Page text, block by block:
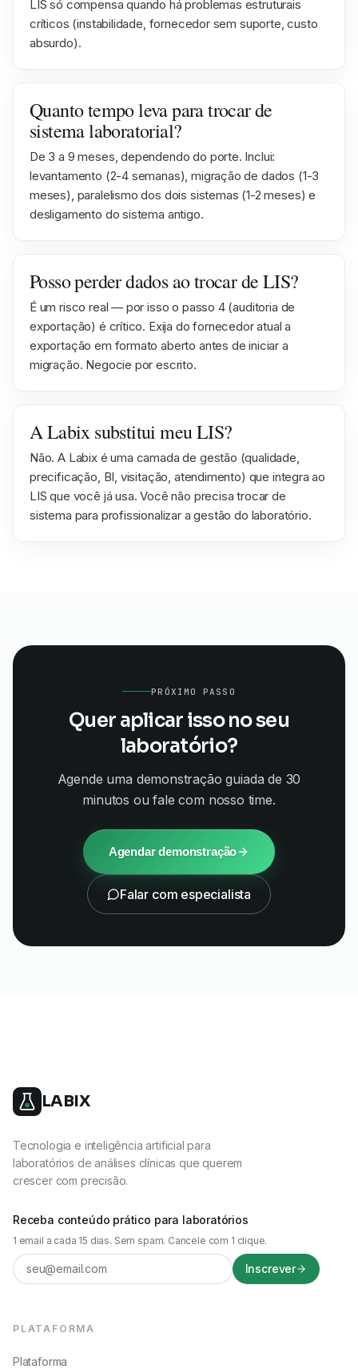
LIS só compensa quando há problemas estruturais
críticos (instabilidade, fornecedor sem suporte, custo
absurdo).
Quanto tempo leva para trocar de
sistema laboratorial?
De 3 a 9 meses, dependendo do porte. Inclui:
levantamento (2-4 semanas), migração de dados (1-3
meses), paralelismo dos dois sistemas (1-2 meses) e
desligamento do sistema antigo.
Posso perder dados ao trocar de LIS?
É um risco real — por isso o passo 4 (auditoria de
exportação) é crítico. Exija do fornecedor atual a
exportação em formato aberto antes de iniciar a
migração. Negocie por escrito.
A Labix substitui meu LIS?
Não. A Labix é uma camada de gestão (qualidade,
precificação, BI, visitação, atendimento) que integra ao
LIS que você já usa. Você não precisa trocar de
sistema para profissionalizar a gestão do laboratório.
PRÓXIMO PASSO
Quer aplicar isso no seu
laboratório?
Agende uma demonstração guiada de 30
minutos ou fale com nosso time.
Agendar demonstração
Falar com especialista
LABIX
Tecnologia e inteligência artificial para
laboratórios de análises clínicas que querem
crescer com precisão.
Receba conteúdo prático para laboratórios
1 email a cada 15 dias. Sem spam. Cancele com 1 clique.
Inscrever
PLATAFORMA
Plataforma